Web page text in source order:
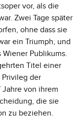
vor, als die
Zwei Tage später
ohne dass sie
ein Triumph, und
Publikums.
Titel einer
Privileg der
von ihrem
die sie
zu beziehen.